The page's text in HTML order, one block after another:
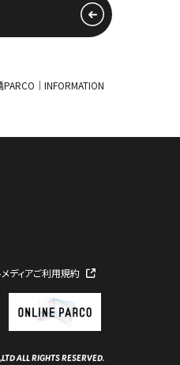
｜INFORMATION
メディアご利用規約
ALL RIGHTS RESERVED.